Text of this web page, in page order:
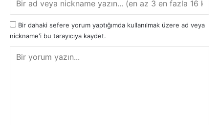
Bir dahaki sefere yorum yaptığımda kullanılmak üzere ad veya
nickname'i bu tarayıcıya kaydet.